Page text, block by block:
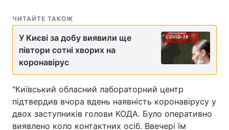
ЧИТАЙТЕ ТАКОЖ
У Києві за добу виявили ще
півтори сотні хворих на
коронавірус
"Київський обласний лабораторний центр
підтвердив вчора вдень наявність коронавірусу у
двох заступників голови КОДА. Було оперативно
виявлено коло контактних осіб. Ввечері їм